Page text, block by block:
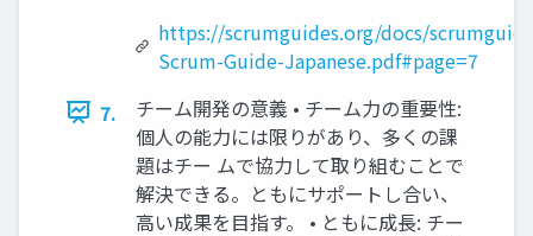
https://scrumguides.org/docs/
Scrum-Guide-Japanese.pdf#page=7
7.
チーム開発の意義 • チーム力の重要性:
個人の能力には限りがあり、多くの課
題はチー ムで協力して取り組むことで
解決できる。ともにサポートし合い、
高い成果を目指す。 • ともに成長: チー